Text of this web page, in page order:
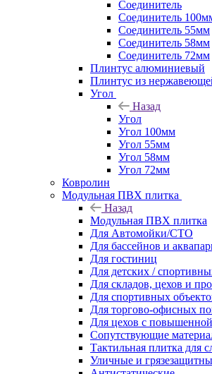
Соединитель
Соединитель
Соединитель 55мм
Соединитель 58мм
Соединитель 72мм
Плинтус алюминиевый
Плинтус из
Угол
Назад
Угол
Угол 100мм
Угол 55мм
Угол 58мм
Угол 72мм
Ковролин
Модульная ПВХ плитка
Назад
Модульная ПВХ плитка
Для Автомойки/СТО
Для бассейнов и
Для гостиниц
Для детских /
Для складов, цехов и
Для спортивных
Для торгово-офисных
Для цехов с
Сопутствующие
Тактильная плитка для
Уличные и